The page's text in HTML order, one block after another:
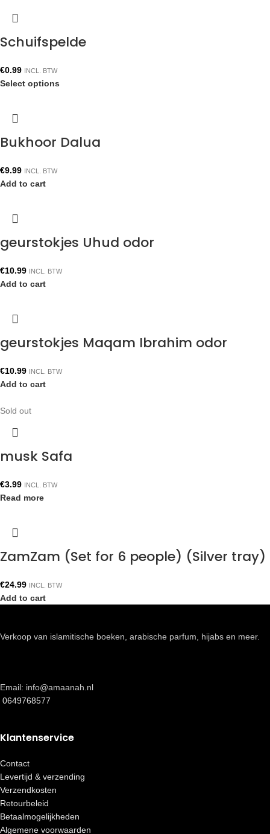
Schuifspelde
€0.99 INCL. BTW
Select options
Bukhoor Dalua
€9.99 INCL. BTW
Add to cart
geurstokjes Uhud odor
€10.99 INCL. BTW
Add to cart
geurstokjes Maqam Ibrahim odor
€10.99 INCL. BTW
Add to cart
Sold out
musk Safa
€3.99 INCL. BTW
Read more
ZamZam (Set for 6 people) (Silver tray)
€24.99 INCL. BTW
Add to cart
Verkoop van islamitische boeken, arabische parfum, hijabs en meer.
Email: info@amaanah.nl
0649768577
Klantenservice
Contact
Levertijd & verzending
Verzendkosten
Retourbeleid
Betaalmogelijkheden
Algemene voorwaarden